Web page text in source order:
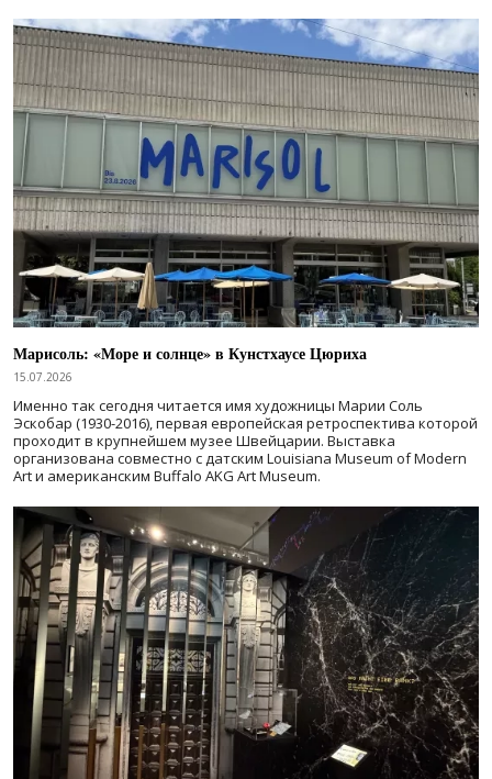
Марисоль: «Море и солнце» в Кунстхаусе Цюриха
15.07.2026
Именно так сегодня читается имя художницы Марии Соль
Эскобар (1930-2016), первая европейская ретроспектива которой
проходит в крупнейшем музее Швейцарии. Выставка
организована совместно с датским Louisiana Museum of Modern
Art и американским Buffalo AKG Art Museum.